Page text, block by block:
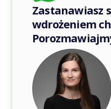
Zastanawiasz
wdrożeniem